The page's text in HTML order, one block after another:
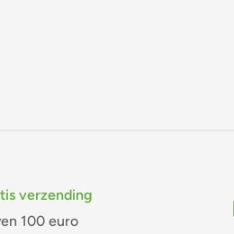
verzending
100 euro